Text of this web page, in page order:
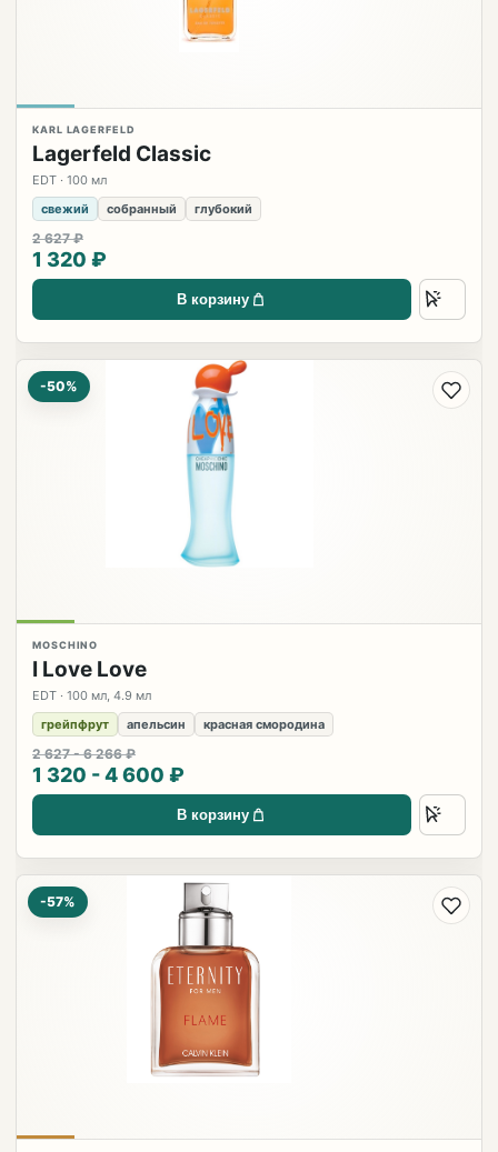
KARL LAGERFELD
Lagerfeld Classic
EDT · 100 мл
свежий
собранный глубокий
2 627 ₽
1 320 ₽
В корзину
-50%
MOSCHINO
I Love Love
EDT · 100 мл, 4.9 мл
грейпфрут
апельсин красная смородина
2 627 - 6 266 ₽
1 320 - 4 600 ₽
В корзину
-57%